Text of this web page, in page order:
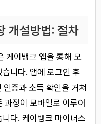
개설방법: 절차
케이뱅크 앱을 통해 모
니다. 앱에 로그인 후
증과 소득 확인을 거쳐
과정이 모바일로 이루어
다. 케이뱅크 마이너스